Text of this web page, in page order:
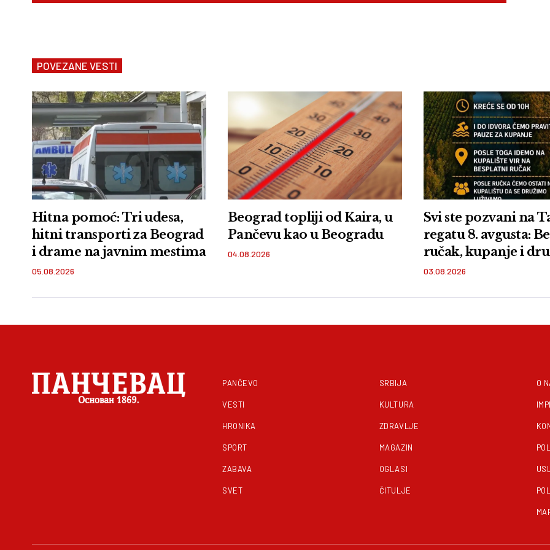
POVEZANE VESTI
Hitna pomoć: Tri udesa,
hitni transporti za Beograd
i drame na javnim mestima
05.08.2026
Beograd topliji od Kaira, u
Pančevu kao u Beogradu
04.08.2026
Svi ste pozvani na
regatu 8. avgusta:
ručak, kupanje i
na plaži Vir u
03.08.2026
PANČEVO
VESTI
HRONIKA
SPORT
ZABAVA
SVET
SRBIJA
KULTURA
ZDRAVLJE
MAGAZIN
OGLASI
ČITULJE
O